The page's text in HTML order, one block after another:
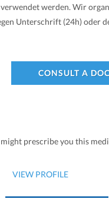
werden. Wir
Unterschrift (24h) oder
CONSULT A
prescribe you this
VIEW PROFILE